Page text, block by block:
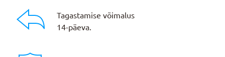
Tagastamise võimalus
14-päeva.